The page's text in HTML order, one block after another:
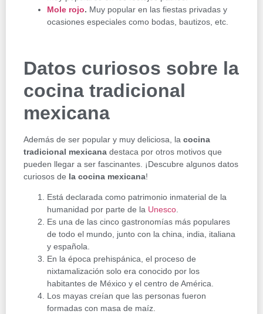
Mole rojo. Muy popular en las fiestas privadas y
ocasiones especiales como bodas, bautizos, etc.
Datos curiosos sobre la
cocina tradicional
mexicana
Además de ser popular y muy deliciosa, la cocina
tradicional mexicana destaca por otros motivos que
pueden llegar a ser fascinantes. ¡Descubre algunos datos
curiosos de la cocina mexicana!
Está declarada como patrimonio inmaterial de la
humanidad por parte de la Unesco.
Es una de las cinco gastronomías más populares
de todo el mundo, junto con la china, india, italiana
y española.
En la época prehispánica, el proceso de
nixtamalización solo era conocido por los
habitantes de México y el centro de América.
Los mayas creían que las personas fueron
formadas con masa de maíz.